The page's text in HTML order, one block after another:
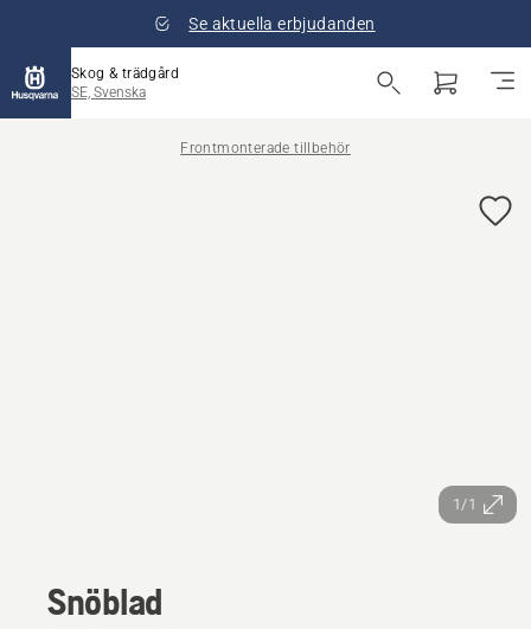
Se aktuella erbjudanden
Skog & trädgård
SE, Svenska
Frontmonterade tillbehör
1/1
Snöblad